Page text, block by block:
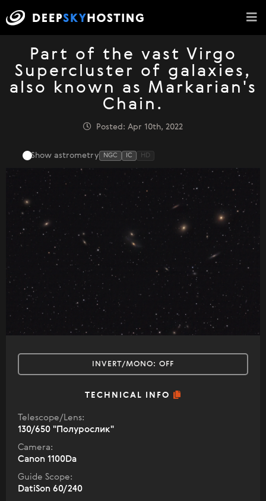
Part of the vast Virgo
Supercluster of galaxies,
also known as Markarian's
Chain.
Posted: Apr 10th, 2022
Show astrometry NGC IC HD
INVERT/MONO: OFF
TECHNICAL INFO
Telescope/Lens:
130/650 "Полурослик"
Camera:
Canon 1100Da
Guide Scope:
DatiSon 60/240